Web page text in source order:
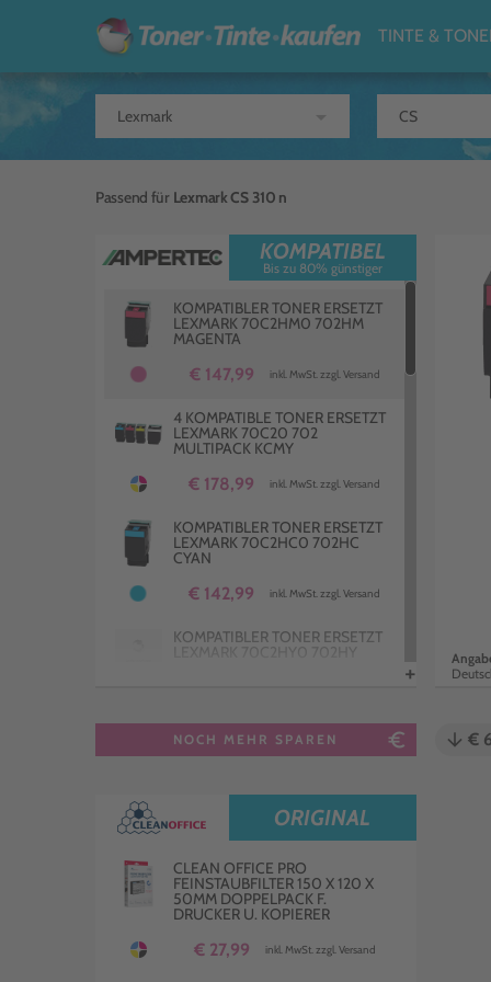
TINTE &
Passend für Lexmark CS 310 n
KOMPATIBEL
Bis zu 80% günstiger
KOMPATIBLER TONER ERSETZT
LEXMARK 70C2HM0 702HM
MAGENTA
€ 147,99 inkl. MwSt. zzgl. Versand
4 KOMPATIBLE TONER ERSETZT
LEXMARK 70C20 702
MULTIPACK KCMY
€ 178,99 inkl. MwSt. zzgl. Versand
KOMPATIBLER TONER ERSETZT
LEXMARK 70C2HC0 702HC
CYAN
€ 142,99 inkl. MwSt. zzgl. Versand
KOMPATIBLER TONER ERSETZT
LEXMARK 70C2HY0 702HY
KOMPATIBLER TONER ERSETZT
LEXMARK 70C20K0 702K
inkl. MwSt. zzgl. Versand
RESTTONERBEHÄLTER ERSETZT
LEXMARK C540X75G
€ 12,00 inkl. MwSt. zzgl. Versand
+
NOCH MEHR SPAREN euro_symbol arrow_downward €
ORIGINAL
CLEAN OFFICE PRO
FEINSTAUBFILTER 150 X 120 X
50MM DOPPELPACK F.
DRUCKER U. KOPIERER
€ 27,99 inkl. MwSt. zzgl. Versand